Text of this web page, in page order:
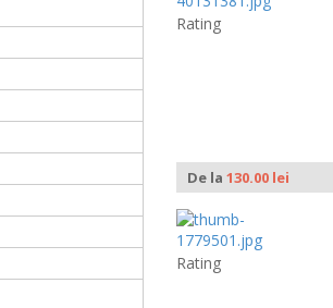
Rating
De la 130.00 lei
Rating